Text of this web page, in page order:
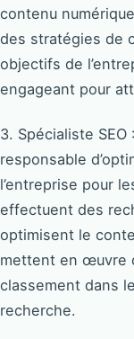
contenu
des stratégies de
objectifs de
engageant pour
3. Spécialiste
responsable
l’entreprise pour
effectuent des
optimisent le
mettent en œuvre
classement dans
recherche.